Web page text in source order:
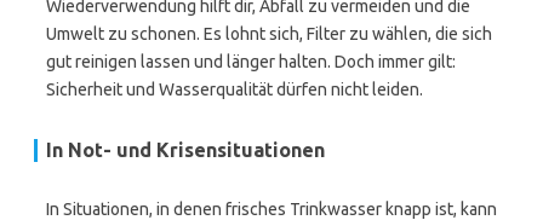
Wiederverwendung hilft dir, Abfall zu vermeiden und die
Umwelt zu schonen. Es lohnt sich, Filter zu wählen, die sich
gut reinigen lassen und länger halten. Doch immer gilt:
Sicherheit und Wasserqualität dürfen nicht leiden.
In Not- und Krisensituationen
In Situationen, in denen frisches Trinkwasser knapp ist, kann